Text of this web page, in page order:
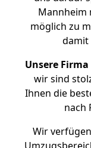
Mannheim
möglich zu
damit
Unsere
wir sind
Ihnen die
nach
Wir